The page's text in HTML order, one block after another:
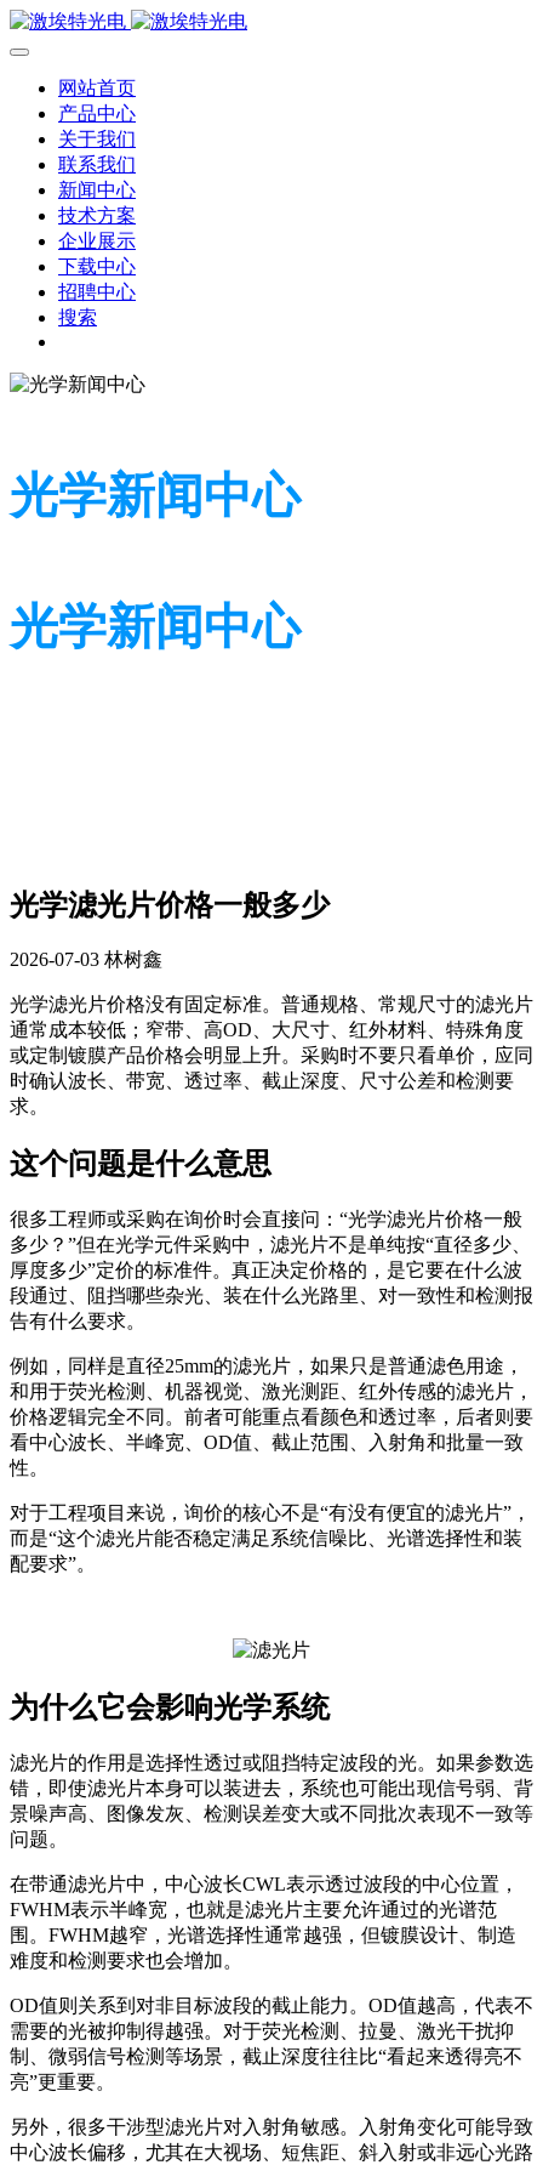
网站首页
产品中心
关于我们
联系我们
新闻中心
技术方案
企业展示
下载中心
招聘中心
搜索
光学新闻中心
光学新闻中心
光学滤光片价格一般多少
2026-07-03 林树鑫
光学滤光片价格没有固定标准。普通规格、常规尺寸的滤光片
通常成本较低；窄带、高OD、大尺寸、红外材料、特殊角度
或定制镀膜产品价格会明显上升。采购时不要只看单价，应同
时确认波长、带宽、透过率、截止深度、尺寸公差和检测要
求。
这个问题是什么意思
很多工程师或采购在询价时会直接问：“光学滤光片价格一般
多少？”但在光学元件采购中，滤光片不是单纯按“直径多少、
厚度多少”定价的标准件。真正决定价格的，是它要在什么波
段通过、阻挡哪些杂光、装在什么光路里、对一致性和检测报
告有什么要求。
例如，同样是直径25mm的滤光片，如果只是普通滤色用途，
和用于荧光检测、机器视觉、激光测距、红外传感的滤光片，
价格逻辑完全不同。前者可能重点看颜色和透过率，后者则要
看中心波长、半峰宽、OD值、截止范围、入射角和批量一致
性。
对于工程项目来说，询价的核心不是“有没有便宜的滤光片”，
而是“这个滤光片能否稳定满足系统信噪比、光谱选择性和装
配要求”。
为什么它会影响光学系统
滤光片的作用是选择性透过或阻挡特定波段的光。如果参数选
错，即使滤光片本身可以装进去，系统也可能出现信号弱、背
景噪声高、图像发灰、检测误差变大或不同批次表现不一致等
问题。
在带通滤光片中，中心波长CWL表示透过波段的中心位置，
FWHM表示半峰宽，也就是滤光片主要允许通过的光谱范
围。FWHM越窄，光谱选择性通常越强，但镀膜设计、制造
难度和检测要求也会增加。
OD值则关系到对非目标波段的截止能力。OD值越高，代表不
需要的光被抑制得越强。对于荧光检测、拉曼、激光干扰抑
制、微弱信号检测等场景，截止深度往往比“看起来透得亮不
亮”更重要。
另外，很多干涉型滤光片对入射角敏感。入射角变化可能导致
中心波长偏移，尤其在大视场、短焦距、斜入射或非远心光路